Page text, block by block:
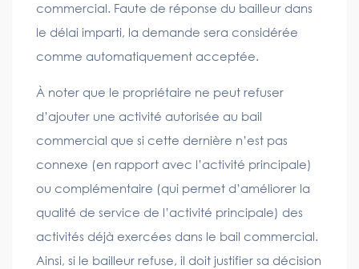
commercial. Faute de réponse du bailleur dans
le délai imparti, la demande sera considérée
comme automatiquement acceptée.
À noter que le propriétaire ne peut refuser
d’ajouter une activité autorisée au bail
commercial que si cette dernière n’est pas
connexe (en rapport avec l’activité principale)
ou complémentaire (qui permet d’améliorer la
qualité de service de l’activité principale) des
activités déjà exercées dans le bail commercial.
Ainsi, si le bailleur refuse, il doit justifier sa décision